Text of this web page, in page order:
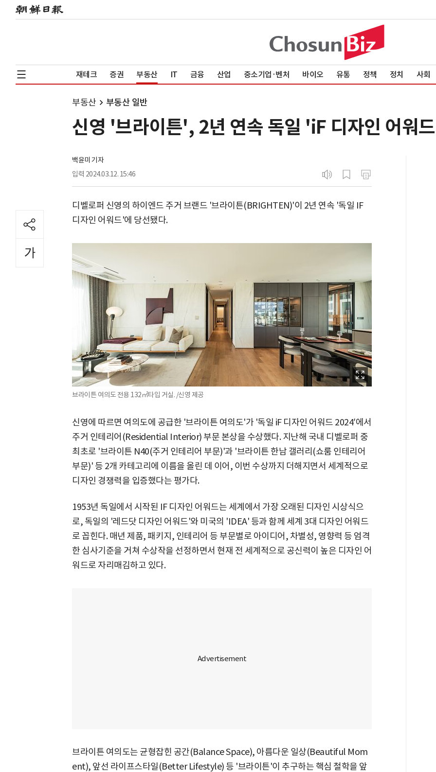
재테크 증권 부동산 IT 금융 산업 중소기업·벤처 바이오 유통 정책 정치 사회
부동산 부동산 일반
신영 '브라이튼', 2년 연속 독일 'iF 디자인 어워
백윤미 기자
입력 2024.03.12. 15:46
디벨로퍼 신영의 하이엔드 주거 브랜드 '브라이튼(BRIGHTEN)'이 2년 연속 '독일 IF
디자인 어워드'에 당선됐다.
브라이튼 여의도 전용 132㎡타입 거실. /신영 제공
신영에 따르면 여의도에 공급한 '브라이튼 여의도'가 '독일 iF 디자인 어워드 2024′에서
주거 인테리어(Residential Interior) 부문 본상을 수상했다. 지난해 국내 디벨로퍼 중
최초로 '브라이튼 N40(주거 인테리어 부문)'과 '브라이튼 한남 갤러리(쇼룸 인테리어
부문)' 등 2개 카테고리에 이름을 올린 데 이어, 이번 수상까지 더해지면서 세계적으로
디자인 경쟁력을 입증했다는 평가다.
1953년 독일에서 시작된 IF 디자인 어워드는 세계에서 가장 오래된 디자인 시상식으
로, 독일의 '레드닷 디자인 어워드'와 미국의 'IDEA' 등과 함께 세계 3대 디자인 어워드
로 꼽힌다. 매년 제품, 패키지, 인테리어 등 부문별로 아이디어, 차별성, 영향력 등 엄격
한 심사기준을 거쳐 수상작을 선정하면서 현재 전 세계적으로 공신력이 높은 디자인 어
워드로 자리매김하고 있다.
브라이튼 여의도는 균형잡힌 공간(Balance Space), 아름다운 일상(Beautiful Mom
ent), 앞선 라이프스타일(Better Lifestyle) 등 '브라이튼'이 추구하는 핵심 철학을 앞